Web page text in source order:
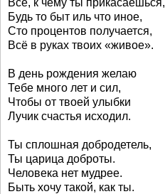
Всё, к чему ты прикасаешься,
Будь то быт иль что иное,
Сто процентов получается,
Всё в руках твоих «живое».
В день рождения желаю
Тебе много лет и сил,
Чтобы от твоей улыбки
Лучик счастья исходил.
Ты сплошная добродетель,
Ты царица доброты.
Человека нет мудрее.
Быть хочу такой, как ты.